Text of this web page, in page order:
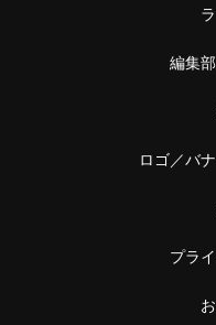
編集
ロゴ／バ
プラ